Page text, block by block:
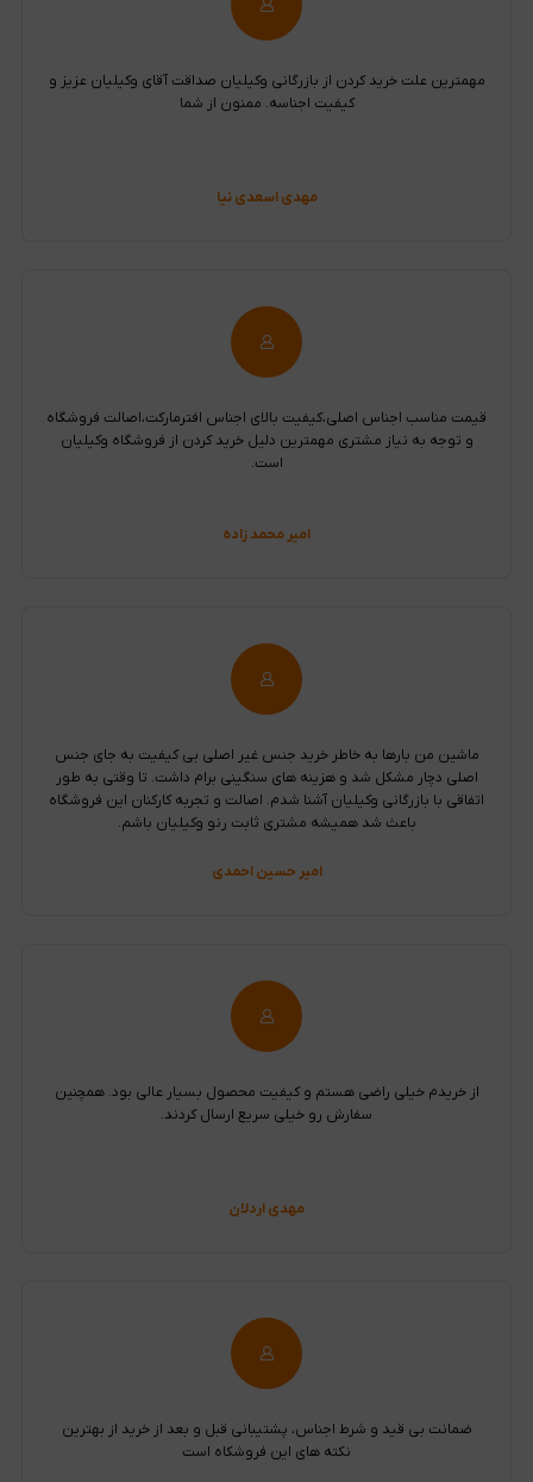
مهمترین علت خرید کردن از بازرگانی وکیلیان صداقت آقای وکیلیان عزیز و
کیفیت اجناسه. ممنون از شما
مهدی اسعدی نیا
قیمت مناسب اجناس اصلی،کیفیت بالای اجناس افترمارکت،اصالت فروشگاه
و توجه به نیاز مشتری مهمترین دلیل خرید کردن از فروشگاه وکیلیان
است.
امیر محمد زاده
ماشین من بارها به خاطر خرید جنس غیر اصلی بی کیفیت به جای جنس
اصلی دچار مشکل شد و هزینه های سنگینی برام داشت. تا وقتی به طور
اتفاقی با بازرگانی وکیلیان آشنا شدم. اصالت و تجربه کارکنان این فروشگاه
باعث شد همیشه مشتری ثابت رنو وکیلیان باشم.
امیر حسین احمدی
از خریدم خیلی راضی هستم و کیفیت محصول بسیار عالی بود. همچنین
سفارش رو خیلی سریع ارسال کردند.
مهدی اردلان
ضمانت بی قید و شرط اجناس، پشتیبانی قبل و بعد از خرید از بهترین
نکته های این فروشکاه است